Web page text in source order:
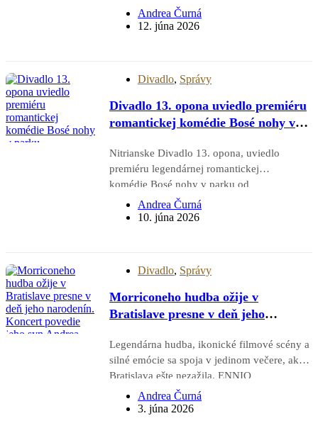
už nebude. Po úspechu predchádzajúceho
spoločného špeciálu Konečne spolu, sa teraz
Andrea Čurná
12. júna 2026
Divadlo, Správy
Divadlo 13. opona uviedlo premiéru
romantickej komédie Bosé nohy v
jednom javisku zožali standing
ovation
Nitrianske Divadlo 13. opona, uviedlo
premiéru legendárnej romantickej
komédie Bosé nohy v parku od
svetoznámeho amerického dramatika Neila
Simona. Novinka v réžii Viktora Vinczeho si
Andrea Čurná
10. júna 2026
Divadlo, Správy
Morriconeho hudba ožije v
Bratislave presne v deň jeho
Andrea
Legendárna hudba, ikonické filmové scény a
silné emócie sa spoja v jedinom večere, aký
Bratislava ešte nezažila. ENNIO
MORRICONE ORIGINAL CELEBRATION
CONCERT prinesie 10. novembra 2026 do
Andrea Čurná
3. júna 2026